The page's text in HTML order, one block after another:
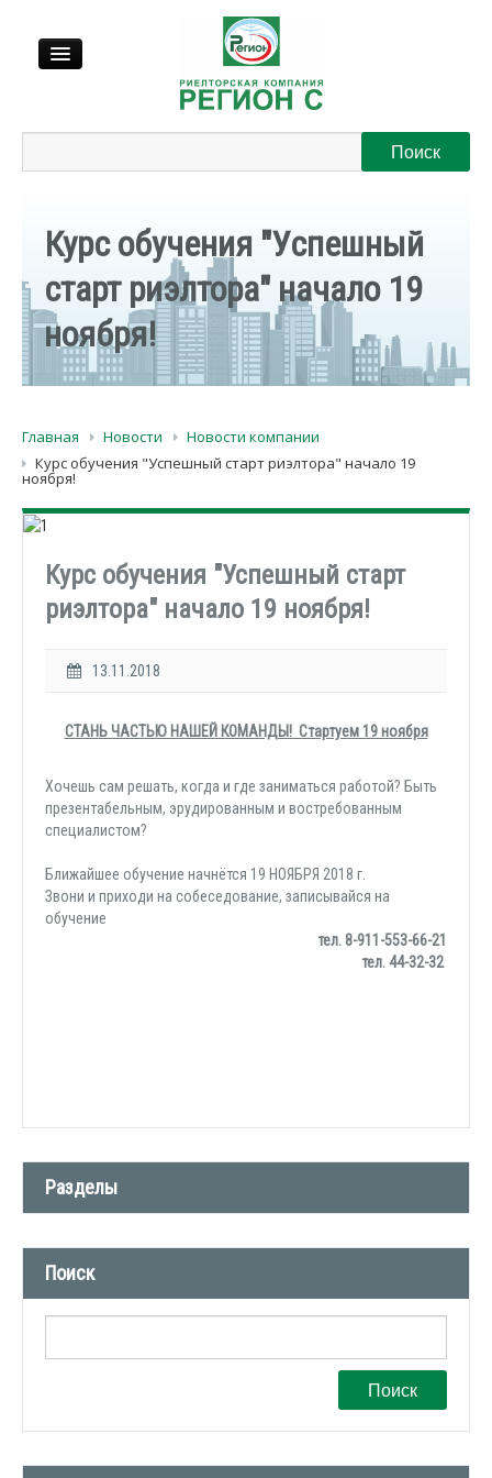
Выкуп
Регионы
Контакты
Курс обучения "Успешный
старт риэлтора" начало 19
ноября!
Главная Новости
Новости компании
Курс обучения "Успешный старт риэлтора" начало 19
ноября!
Курс обучения "Успешный старт
риэлтора" начало 19 ноября!
13.11.2018
СТАНЬ ЧАСТЬЮ НАШЕЙ КОМАНДЫ! Стартуем 19 ноября
Хочешь сам решать, когда и где заниматься работой? Быть
презентабельным, эрудированным и востребованным
специалистом?
Ближайшее обучение начнётся 19 НОЯБРЯ 2018 г.
Звони и приходи на собеседование, записывайся на
обучение
тел. 8-911-553-66-21
тел. 44-32-32
Разделы
Новости компании (509)
СМИ о нас (1)
Поиск
Поиск